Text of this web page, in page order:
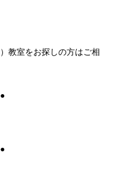
教室をお探しの方はご相